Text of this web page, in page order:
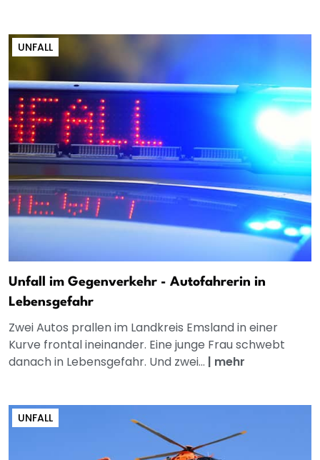
UNFALL
Unfall im Gegenverkehr - Autofahrerin in
Lebensgefahr
Zwei Autos prallen im Landkreis Emsland in einer
Kurve frontal ineinander. Eine junge Frau schwebt
danach in Lebensgefahr. Und zwei... | mehr
UNFALL